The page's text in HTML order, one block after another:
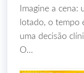
Imagine a cena:
lotado, o tempo
uma decisão
O…